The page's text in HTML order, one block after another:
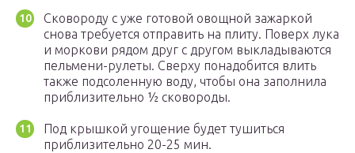
Сковороду с уже готовой овощной зажаркой
снова требуется отправить на плиту. Поверх лука
и моркови рядом друг с другом выкладываются
пельмени-рулеты. Сверху понадобится влить
также подсоленную воду, чтобы она заполнила
приблизительно ½ сковороды.
Под крышкой угощение будет тушиться
приблизительно 20-25 мин.